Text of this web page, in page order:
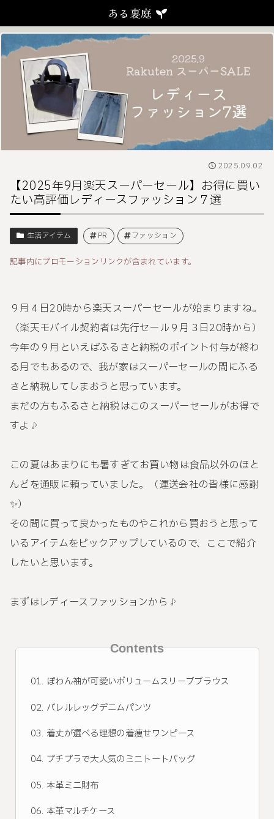
ある裏庭
【2025年9月楽天スーパーセール】お得に買い
たい高評価レディースファッション７選
2025.09.02
生活アイテム PR ファッション
記事内にプロモーションリンクが含まれています。
９月４日20時から楽天スーパーセールが始まりますね。
（楽天モバイル契約者は先行セール９月３日20時から）
今年の９月といえばふるさと納税のポイント付与が終わ
る月でもあるので、我が家はスーパーセールの間にふる
さと納税してしまおうと思っています。
まだの方もふるさと納税はこのスーパーセールがお得で
すよ♪
この夏はあまりにも暑すぎてお買い物は食品以外のほと
んどを通販に頼っていました。（運送会社の皆様に感謝
✨️）
その間に買って良かったものやこれから買おうと思って
いるアイテムをピックアップしているので、ここで紹介
したいと思います。
まずはレディースファッションから♪
Contents
ぽわん袖が可愛いボリュームスリーブブラウス
バレルレッグデニムパンツ
着丈が選べる理想の着痩せワンピース
プチプラで大人気のミニトートバッグ
本革ミニ財布
本革マルチケース